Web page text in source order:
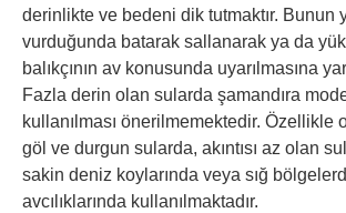
derinlikte ve bedeni dik tutmaktır. Bunun
vurduğunda batarak sallanarak ya da
balıkçının av konusunda uyarılmasına
Fazla derin olan sularda şamandıra
kullanılması önerilmemektedir. Özellikle
göl ve durgun sularda, akıntısı az olan
sakin deniz koylarında veya sığ
avcılıklarında kullanılmaktadır.